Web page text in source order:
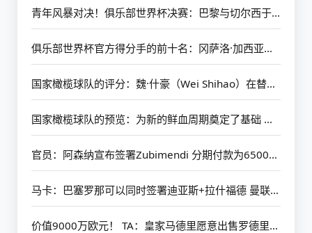
青年风暴对决！俱乐部世界杯决赛：巴黎与切尔西于7月14日开始
俱乐部世界杯官方得分手的前十名：冈萨洛·加西亚（Gonzalo Garcia）以4个进球排名第一 其余9人被淘汰
国家橄榄球队的评分：魏·什豪（Wei Shihao）在替补席上的最高分
国家橄榄球队的预览：为新的鲜血周期奠定了基础 韩国仍然需要在第一场比赛中放开手脚
官员：阿森纳宣布签署Zubimendi 分期付款为6500万欧元
马卡：巴塞罗那可以同时签署迪亚斯+拉什福德 曼联承诺首次借给后者
价值9000万欧元！ TA：皇家马德里愿意出售罗德里戈 阿森纳有初步联系